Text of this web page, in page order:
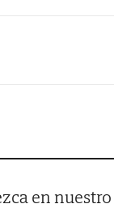
en nuestro